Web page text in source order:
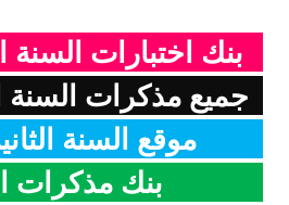
بنك اختبارات السنة
جميع مذكرات السنة
موقع السنة
بنك مذكرات